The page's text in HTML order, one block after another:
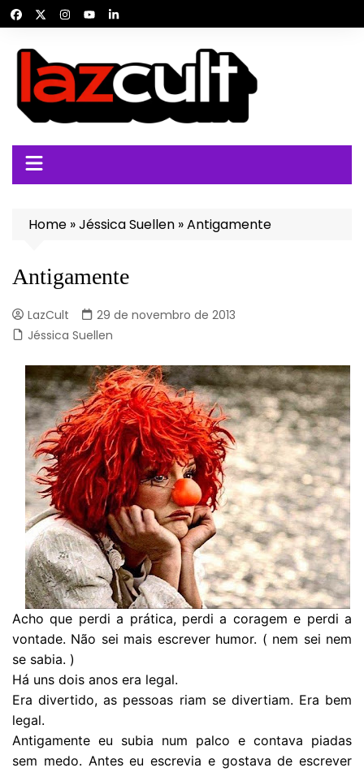
para
conteúdo
Home »Jéssica Suellen »Antigamente
Antigamente
LazCult
29 de novembro de 2013
Jéssica Suellen
Acho que perdi a prática, perdi a coragem e perdi a
vontade. Não sei mais escrever humor. ( nem sei nem
se sabia. )
Há uns dois anos era legal.
Era divertido, as pessoas riam se divertiam. Era bem
legal.
Antigamente eu subia num palco e contava piadas
sem medo. Antes eu escrevia e gostava de escrever